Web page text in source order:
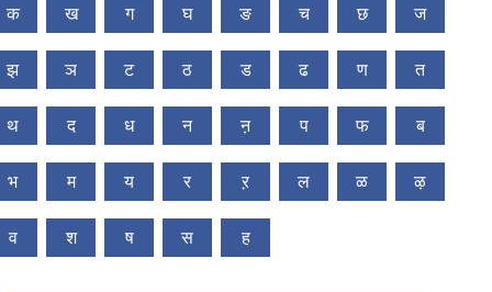
क ख ग घ ङ च छ ज
झ ञ ट ठ ड ढ ण त
थ द ध न ऩ प फ ब
भ म य र ऱ ल ळ ऴ
व श ष स ह